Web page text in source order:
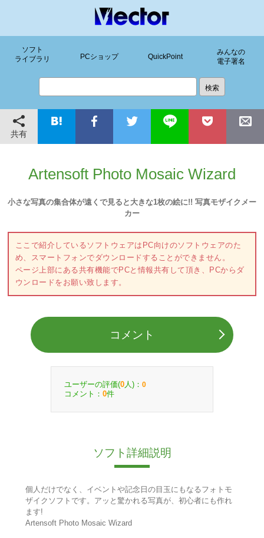
ソフト
ライブラリ
PCショップ QuickPoint
みんなの
電子署名
共有
Artensoft Photo Mosaic Wizard
小さな写真の集合体が遠くで見ると大きな1枚の絵に!! 写真モザイクメー
カー
ここで紹介しているソフトウェアはPC向けのソフトウェアのた
め、スマートフォンでダウンロードすることができません。
ページ上部にある共有機能でPCと情報共有して頂き、PCからダ
ウンロードをお願い致します。
コメント
ユーザーの評価(0 人)： 0
コメント： 0件
ソフト詳細説明
個人だけでなく、イベントや記念日の目玉にもなるフォトモ
ザイクソフトです。アッと驚かれる写真が、初心者にも作れ
ます!
Artensoft Photo Mosaic Wizard